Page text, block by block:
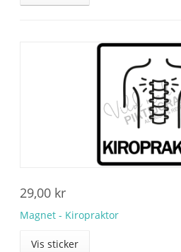
29,00kr
Magnet - Kiropraktor
Vis sticker